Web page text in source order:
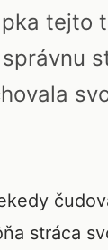
tejto
stráca